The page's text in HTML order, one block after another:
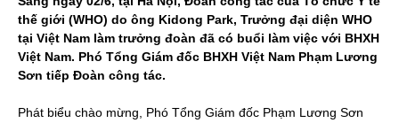
thế giới (WHO) do ông Kidong Park, Trưởng đại diện WHO
tại Việt Nam làm trưởng đoàn đã có buổi làm việc với BHXH
Việt Nam. Phó Tổng Giám đốc BHXH Việt Nam Phạm Lương
Sơn tiếp Đoàn công tác.
Phát biểu chào mừng, Phó Tổng Giám đốc Phạm Lương Sơn